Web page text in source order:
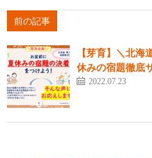
前の記事
【芽育】＼北
休みの宿題徹底
2022.07.23